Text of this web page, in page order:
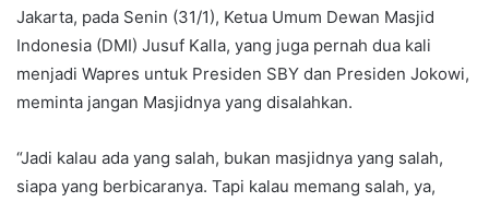
Jakarta, pada Senin (31/1), Ketua Umum Dewan Masjid
Indonesia (DMI) Jusuf Kalla, yang juga pernah dua kali
menjadi Wapres untuk Presiden SBY dan Presiden Jokowi,
meminta jangan Masjidnya yang disalahkan.
“Jadi kalau ada yang salah, bukan masjidnya yang salah,
siapa yang berbicaranya. Tapi kalau memang salah, ya,